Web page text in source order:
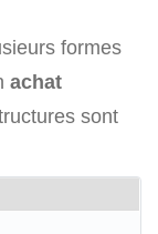
formes
achat
sont